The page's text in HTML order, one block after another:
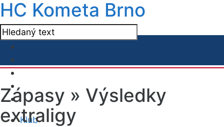
HC Kometa Brno
Klub
Zápasy » Výsledky
extraligy